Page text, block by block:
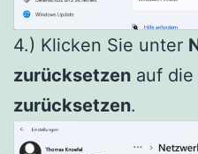
4.) Klicken Sie unter
zurücksetzen auf
zurücksetzen.